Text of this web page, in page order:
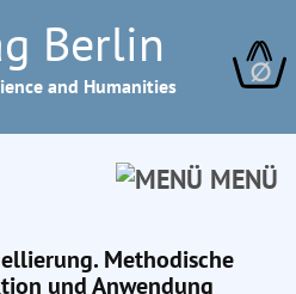
Berlin
and Humanities ∅
MENÜ
Methodische
und Anwendung